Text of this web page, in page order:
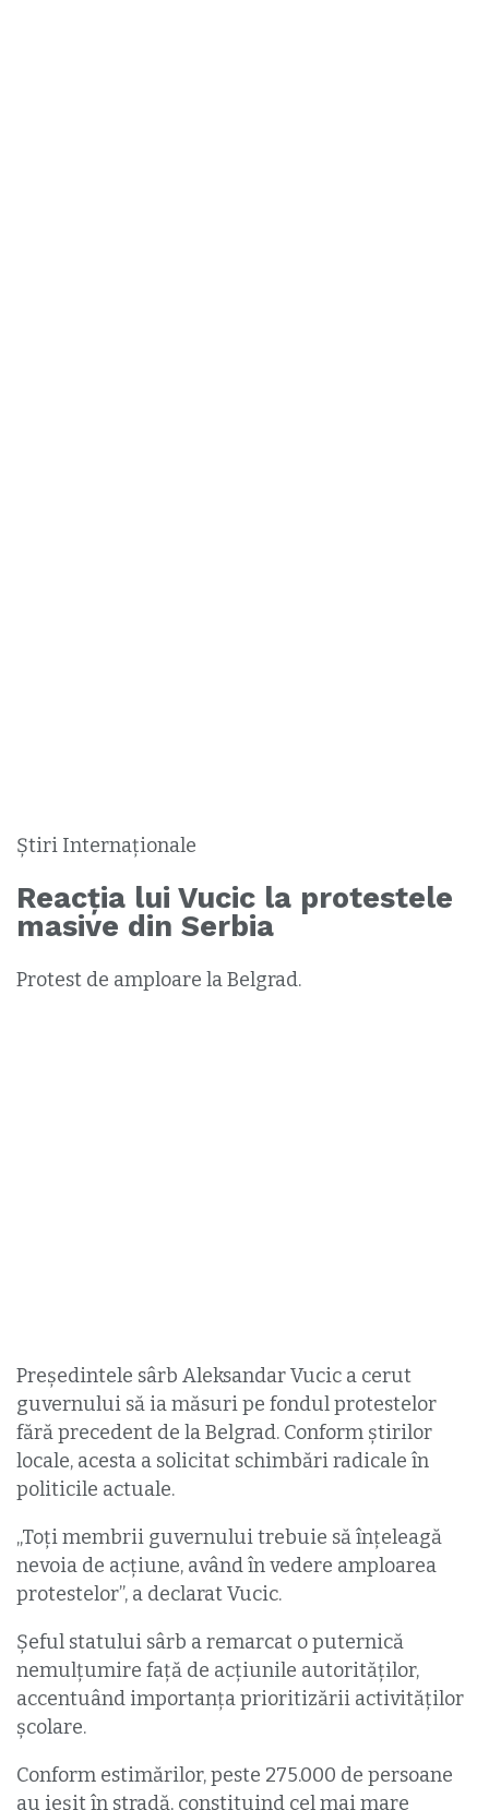
Știri Internaționale
Reacția lui Vucic la protestele
masive din Serbia
Protest de amploare la Belgrad.
Președintele sârb Aleksandar Vucic a cerut
guvernului să ia măsuri pe fondul protestelor
fără precedent de la Belgrad. Conform știrilor
locale, acesta a solicitat schimbări radicale în
politicile actuale.
„Toți membrii guvernului trebuie să înțeleagă
nevoia de acțiune, având în vedere amploarea
protestelor”, a declarat Vucic.
Şeful statului sârb a remarcat o puternică
nemulțumire față de acțiunile autorităților,
accentuând importanța prioritizării activităţilor
şcolare.
Conform estimărilor, peste 275.000 de persoane
au ieşit în stradă, constituind cel mai mare